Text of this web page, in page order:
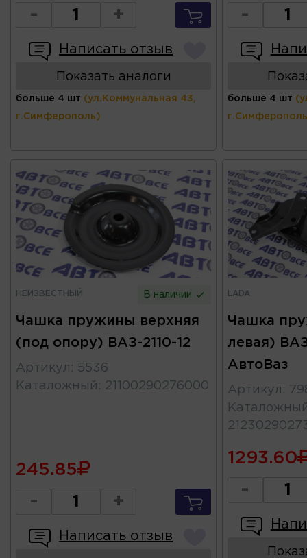
- +
Написать отзыв
Показать аналоги
больше 4 шт (ул.Коммунальная 43,
г.Симферополь)
-
больше 4 шт
НЕИЗВЕСТНЫЙ В наличии
Чашка пружины верхняя
(под опору) ВАЗ-2110-12
Артикул : 5536
Каталожный : 21100290276000
245.85
- +
Написать отзыв
LADA
Чашка
левая)
АвтоВаз
Артикул :
1293.60
-